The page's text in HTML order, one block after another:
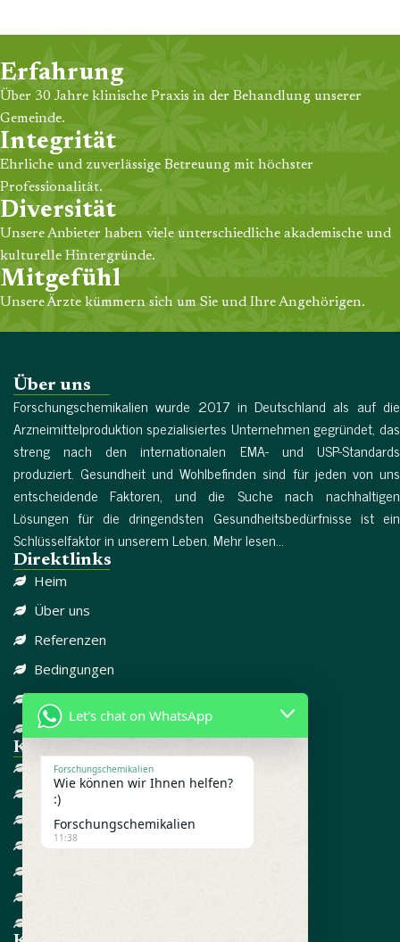
Erfahrung
Über 30 Jahre klinische Praxis in der Behandlung unserer
Gemeinde.
Integrität
Ehrliche und zuverlässige Betreuung mit höchster
Professionalität.
Diversität
Unsere Anbieter haben viele unterschiedliche akademische und
kulturelle Hintergründe.
Mitgefühl
Unsere Ärzte kümmern sich um Sie und Ihre Angehörigen.
Über uns
Forschungschemikalien wurde 2017 in Deutschland als auf die
Arzneimittelproduktion spezialisiertes Unternehmen gegründet, das
streng nach den internationalen EMA- und USP-Standards
produziert. Gesundheit und Wohlbefinden sind für jeden von uns
entscheidende Faktoren, und die Suche nach nachhaltigen
Lösungen für die dringendsten Gesundheitsbedürfnisse ist ein
Schlüsselfaktor in unserem Leben. Mehr lesen...
Direktlinks
Heim
Über uns
Referenzen
Bedingungen
Datenschutzrichtlinie
Kontaktieren Sie uns
Kategorie-Links
DISSOZIATIV
SCHMERZMITTEL
CBD
FORSCHUNGSCHEMIKALIEN
Let's chat on WhatsApp
Forschungschemikalien
Wie können wir Ihnen helfen?
:)
Forschungschemikalien
11:38